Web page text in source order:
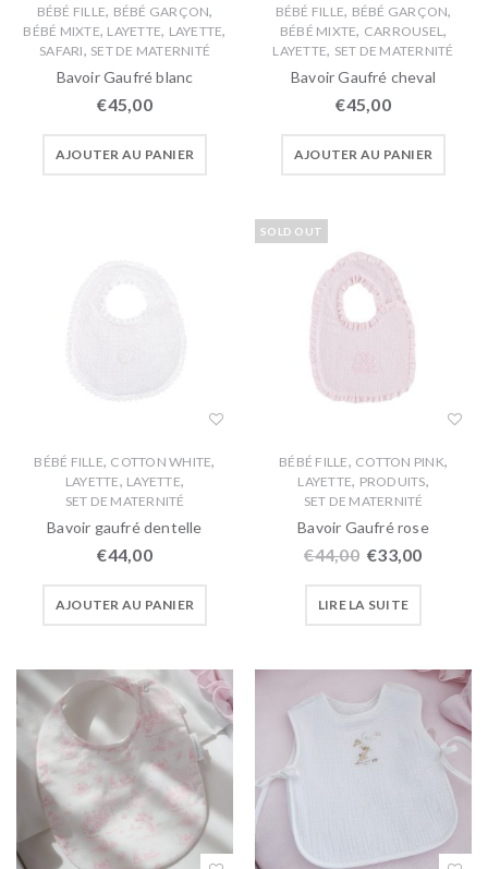
BÉBÉ FILLE, BÉBÉ GARÇON,
BÉBÉ MIXTE, LAYETTE, LAYETTE,
SAFARI, SET DE MATERNITÉ
Bavoir Gaufré blanc
€45,00
AJOUTER AU PANIER
BÉBÉ FILLE, BÉBÉ GARÇON,
BÉBÉ MIXTE, CARROUSEL,
LAYETTE, SET DE MATERNITÉ
Bavoir Gaufré cheval
€45,00
AJOUTER AU PANIER
BÉBÉ FILLE, COTTON WHITE,
LAYETTE, LAYETTE,
SET DE MATERNITÉ
Bavoir gaufré dentelle
€44,00
AJOUTER AU PANIER
SOLD OUT
BÉBÉ FILLE, COTTON PINK,
LAYETTE, PRODUITS,
SET DE MATERNITÉ
Bavoir Gaufré rose
€44,00 €33,00
LIRE LA SUITE